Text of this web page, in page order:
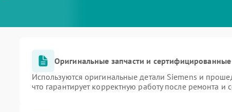
Оригинальные запчасти и сертифицированные
Используются оригинальные детали Siemens и
что гарантирует корректную работу после ремонта и